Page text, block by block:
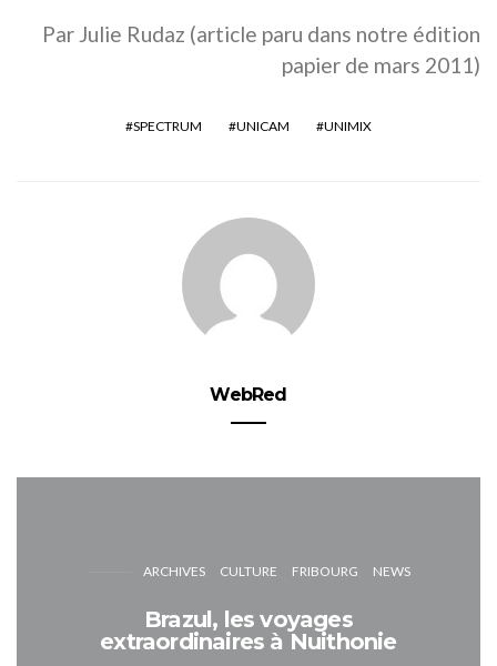
Par Julie Rudaz (article paru dans notre édition
papier de mars 2011)
SPECTRUM UNICAM UNIMIX
WebRed
ARCHIVES CULTURE FRIBOURG NEWS
Brazul, les voyages
extraordinaires à Nuithonie